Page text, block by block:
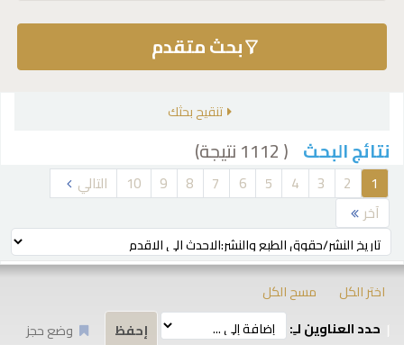
بحث متقدم
تنقيح بحثك
نتائج البحث ( 1112 نتيجة)
1
2
3
4
5
6
7
8
9
10
التالي
آخر
ترتيب بواسطة:
اختر الكل
مسح الكل
حدد العناوين لـِ:
وضع حجز